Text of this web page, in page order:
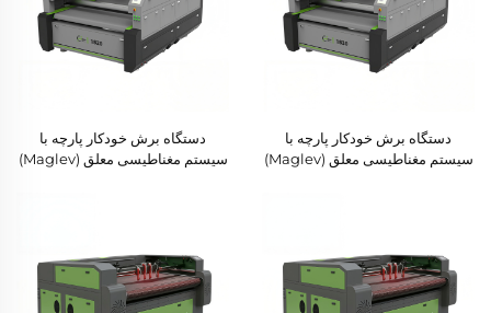
دستگاه برش خودکار پارچه با
سیستم مغناطیسی معلق (Maglev)
دستگاه برش خودکار پارچه با
سیستم مغناطیسی معلق (Maglev)